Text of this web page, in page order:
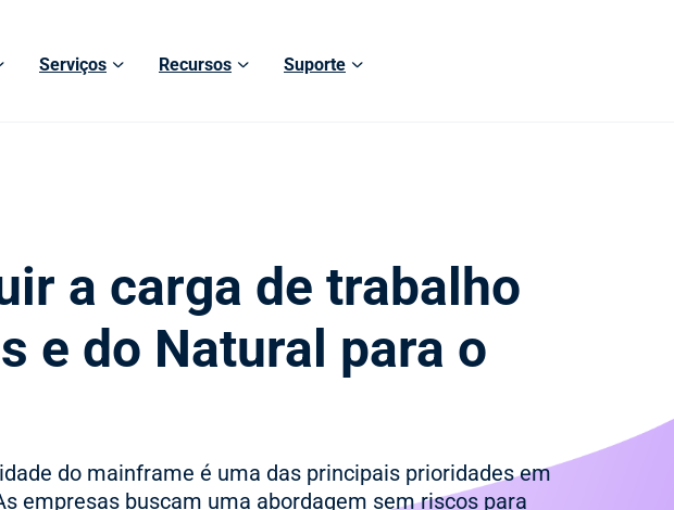
Serviços Recursos Suporte
a carga de trabalho
e do Natural para o
do mainframe é uma das principais prioridades em
empresas buscam uma abordagem sem riscos para